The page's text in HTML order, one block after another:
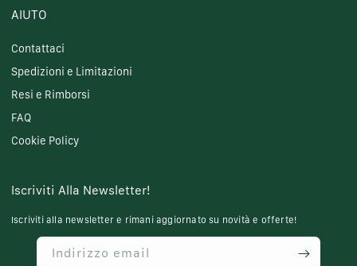
AIUTO
Contattaci
Spedizioni e Limitazioni
Resi e Rimborsi
FAQ
Cookie Policy
Iscriviti Alla Newsletter!
Iscriviti alla newsletter e rimani aggiornato su novità e offerte!
Indirizzo email